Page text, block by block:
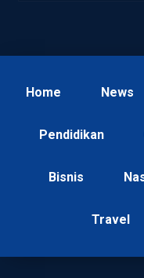
Home News
Pendidikan
Bisnis
Travel